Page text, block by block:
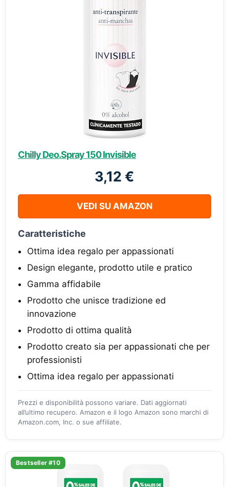
Chilly Deo.Spray 150 Invisible
3,12 €
VEDI SU AMAZON
Caratteristiche
Ottima idea regalo per appassionati
Design elegante, prodotto utile e pratico
Gamma affidabile
Prodotto che unisce tradizione ed
innovazione
Prodotto di ottima qualità
Prodotto creato sia per appassionati che per
professionisti
Ottima idea regalo per appassionati
Prezzi e disponibilità possono variare. Dati aggiornati
all’ultimo recupero. Amazon e il logo Amazon sono marchi di
Amazon.com, Inc. o sue affiliate.
Bestseller #10